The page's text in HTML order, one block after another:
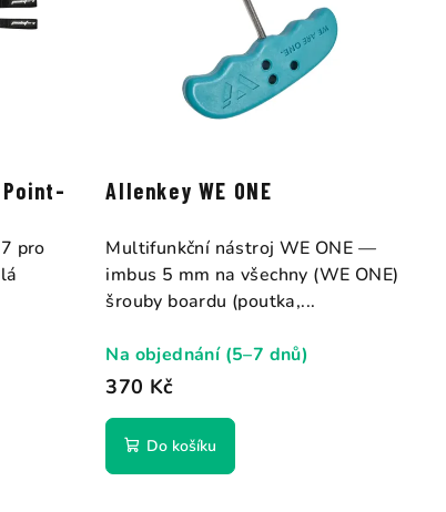
pro
Allenkey WE ONE
370 Kč
Na objednání (5–7 dnů)
Do košíku
Multifunkční nástroj WE ONE —
imbus 5 mm na všechny (WE ONE)
šrouby boardu (poutka,...